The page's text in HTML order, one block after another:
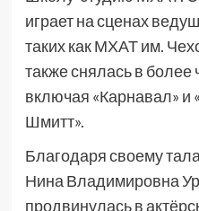
играет на сценах
таких как МХАТ им.
также снялась в
включая «Карнавал» и
Шмитт».
Благодаря своему
Нина Владимировна
продвинулась в